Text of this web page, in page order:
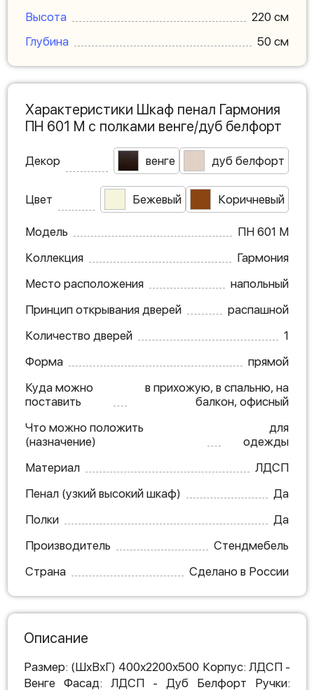
Высота
220 см
Глубина
50 см
Характеристики Шкаф пенал Гармония
ПН 601 М с полками венге/дуб белфорт
Декор венге дуб белфорт
Цвет Бежевый Коричневый
Модель
ПН 601 М
Коллекция
Гармония
Место расположения
напольный
Принцип открывания дверей
распашной
Количество дверей
1
Форма
прямой
Куда можно
поставить
в прихожую, в спальню, на
балкон, офисный
Что можно положить
(назначение)
для
одежды
Материал
ЛДСП
Пенал (узкий высокий шкаф)
Да
Полки
Да
Производитель
Стендмебель
Страна
Сделано в России
Описание
Размер: (ШхВхГ) 400х2200х500 Корпус: ЛДСП -
Венге Фасад: ЛДСП - Дуб Белфорт Ручки: